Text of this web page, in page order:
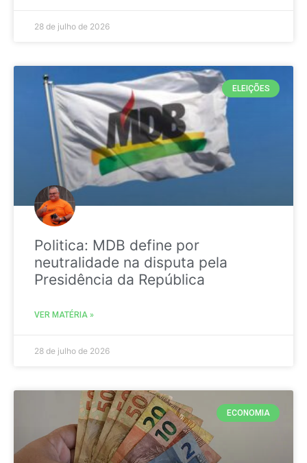
28 de julho de 2026
ELEIÇÕES
Politica: MDB define por
neutralidade na disputa pela
Presidência da República
VER MATÉRIA »
28 de julho de 2026
ECONOMIA